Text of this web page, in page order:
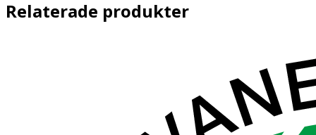
Relaterade produkter